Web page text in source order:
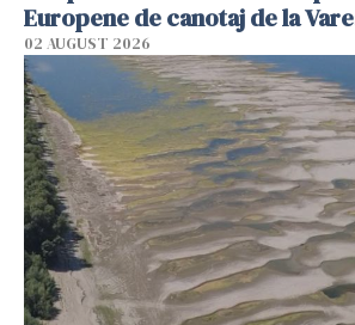
Europene de canotaj de la
02 AUGUST 2026